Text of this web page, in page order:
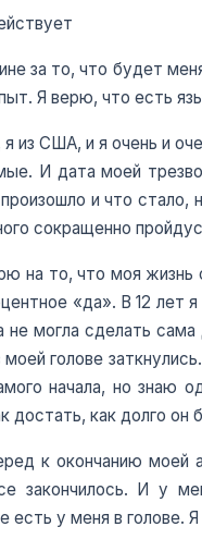
за то, что будет
Я верю, что есть
из США, и я очень и
И дата моей
и что
сокращенно
на то, что моя жизнь
«да». В 12 лет я
не могла сделать
моей голове
начала, но
достать, как долго
к окончанию моей
закончилось. И у
есть у меня в